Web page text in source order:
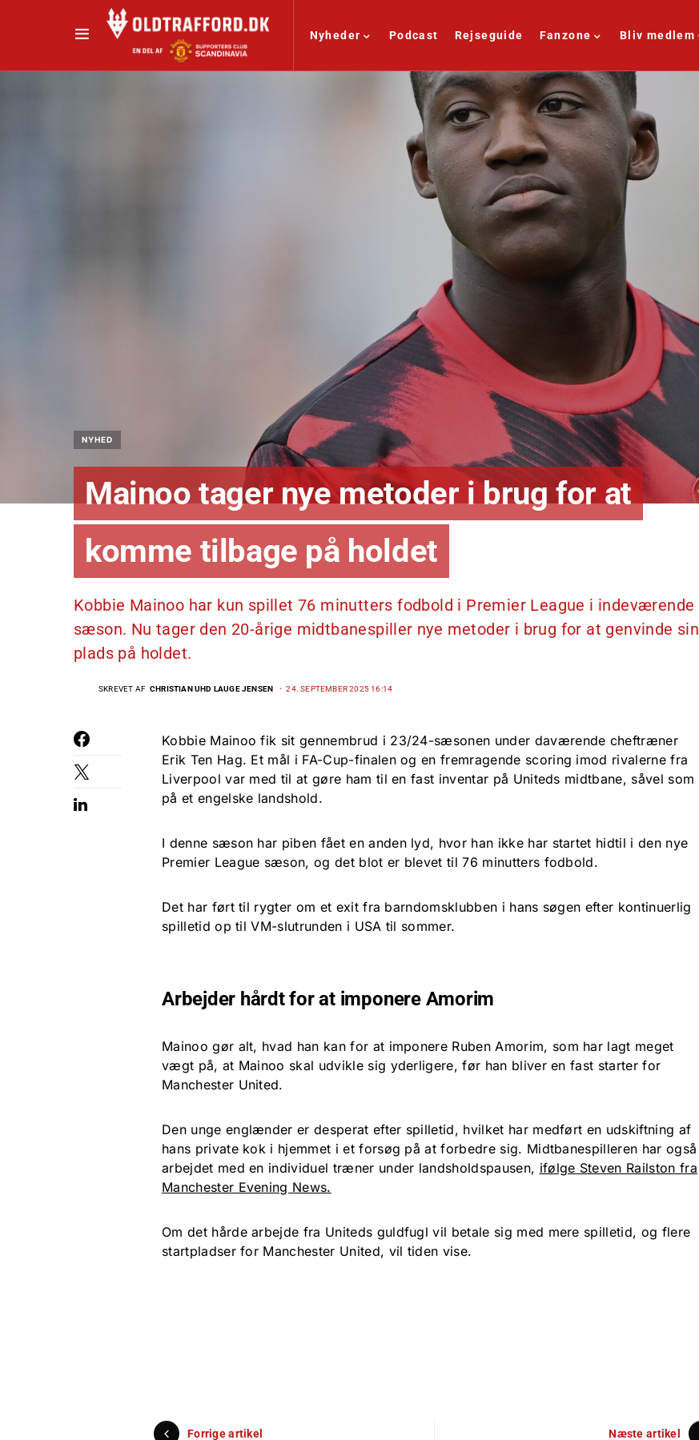
Nyheder Podcast Rejseguide Fanzone Bliv medlem
NYHED
Mainoo tager nye metoder i brug for at
komme tilbage på holdet
Kobbie Mainoo har kun spillet 76 minutters fodbold i Premier League i indeværende
sæson. Nu tager den 20-årige midtbanespiller nye metoder i brug for at genvinde sin
plads på holdet.
SKREVET AF CHRISTIAN UHD LAUGE JENSEN 24. SEPTEMBER 2025 16:14
Kobbie Mainoo fik sit gennembrud i 23/24-sæsonen under daværende cheftræner
Erik Ten Hag. Et mål i FA-Cup-finalen og en fremragende scoring imod rivalerne fra
Liverpool var med til at gøre ham til en fast inventar på Uniteds midtbane, såvel som
på et engelske landshold.
I denne sæson har piben fået en anden lyd, hvor han ikke har startet hidtil i den nye
Premier League sæson, og det blot er blevet til 76 minutters fodbold.
Det har ført til rygter om et exit fra barndomsklubben i hans søgen efter kontinuerlig
spilletid op til VM-slutrunden i USA til sommer.
Arbejder hårdt for at imponere Amorim
Mainoo gør alt, hvad han kan for at imponere Ruben Amorim, som har lagt meget
vægt på, at Mainoo skal udvikle sig yderligere, før han bliver en fast starter for
Manchester United.
Den unge englænder er desperat efter spilletid, hvilket har medført en udskiftning af
hans private kok i hjemmet i et forsøg på at forbedre sig. Midtbanespilleren har også
arbejdet med en individuel træner under landsholdspausen, ifølge Steven Railston fra
Manchester Evening News.
Om det hårde arbejde fra Uniteds guldfugl vil betale sig med mere spilletid, og flere
startpladser for Manchester United, vil tiden vise.
Forrige artikel Næste artikel